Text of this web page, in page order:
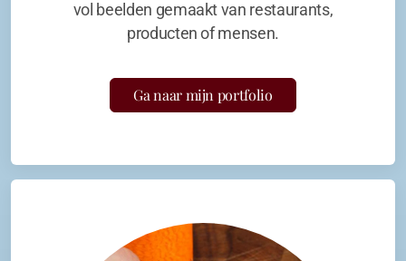
vol beelden gemaakt van restaurants,
producten of mensen.
Ga naar mijn portfolio